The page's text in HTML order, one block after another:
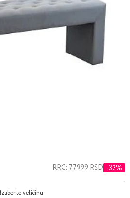
RRC: 77999 RSD -32%
Izaberite veličinu